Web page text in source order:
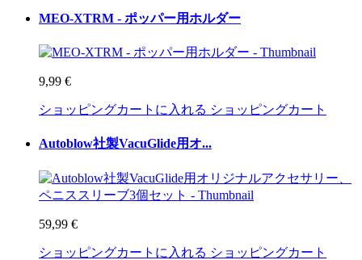
MEO-XTRM - ポッパー用ホルダー
9,99 €
ショッピングカートに入れる ショッピングカート
Autoblow社製VacuGlide用オ...
59,99 €
ショッピングカートに入れる ショッピングカート